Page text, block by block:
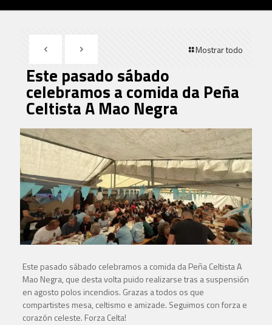
Mostrar todo
Este pasado sábado
celebramos a comida da Peña
Celtista A Mao Negra
Este pasado sábado celebramos a comida da Peña Celtista A
Mao Negra, que desta volta puido realizarse tras a suspensión
en agosto polos incendios. Grazas a todos os que
compartistes mesa, celtismo e amizade. Seguimos con forza e
corazón celeste. Forza Celta!